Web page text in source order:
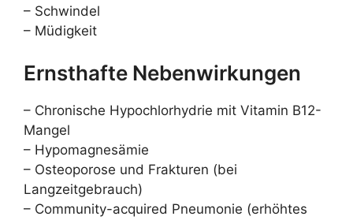
– Schwindel
– Müdigkeit
Ernsthafte Nebenwirkungen
– Chronische Hypochlorhydrie mit Vitamin B12-
Mangel
– Hypomagnesämie
– Osteoporose und Frakturen (bei
Langzeitgebrauch)
– Community-acquired Pneumonie (erhöhtes